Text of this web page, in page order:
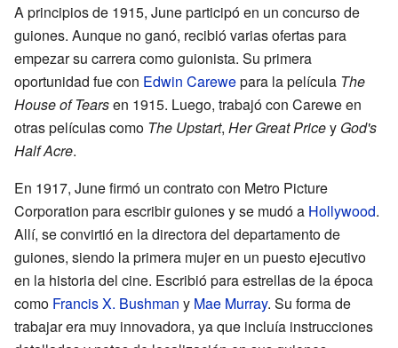
A principios de 1915, June participó en un concurso de
guiones. Aunque no ganó, recibió varias ofertas para
empezar su carrera como guionista. Su primera
oportunidad fue con Edwin Carewepara la película The
House of Tearsen 1915. Luego, trabajó con Carewe en
otras películas como The Upstart, Her Great Pricey God's
Half Acre.
En 1917, June firmó un contrato con Metro Picture
Corporation para escribir guiones y se mudó a Hollywood.
Allí, se convirtió en la directora del departamento de
guiones, siendo la primera mujer en un puesto ejecutivo
en la historia del cine. Escribió para estrellas de la época
como Francis X. Bushman y Mae Murray. Su forma de
trabajar era muy innovadora, ya que incluía instrucciones